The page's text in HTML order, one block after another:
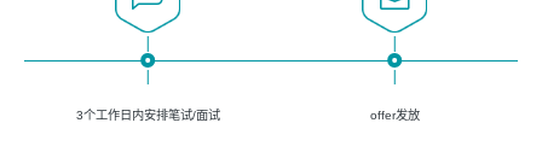
3个工作日内安排笔试/面试 offer发放